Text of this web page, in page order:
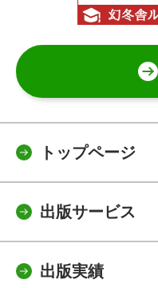
トップページ
出版サービス
出版実績